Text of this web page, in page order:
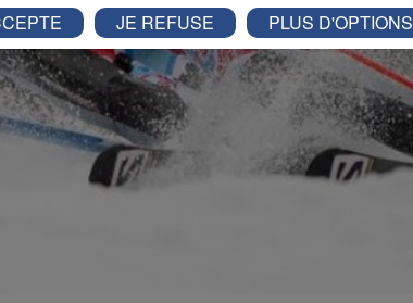
JE REFUSE PLUS D'OPTIONS